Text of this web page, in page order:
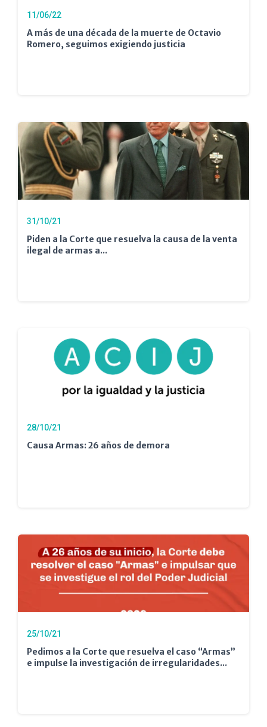
11/06/22
A más de una década de la muerte de Octavio
Romero, seguimos exigiendo justicia
31/10/21
Piden a la Corte que resuelva la causa de la venta
ilegal de armas a...
28/10/21
Causa Armas: 26 años de demora
25/10/21
Pedimos a la Corte que resuelva el caso “Armas”
e impulse la investigación de irregularidades...